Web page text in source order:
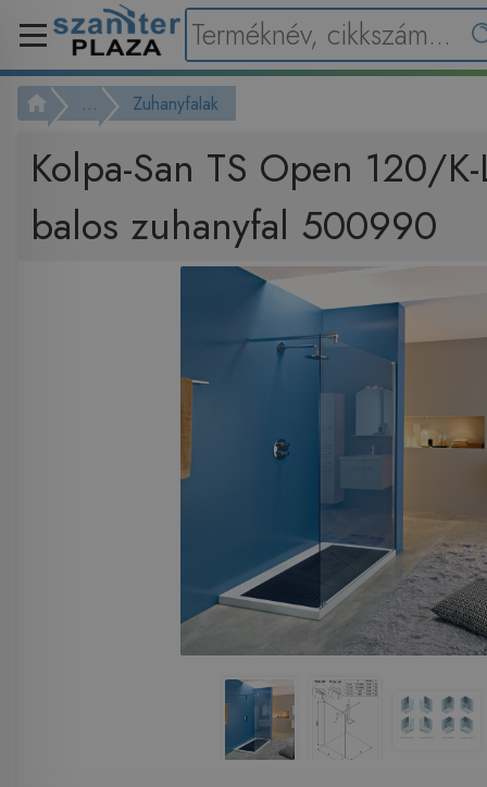
... Zuhanyfalak
Kolpa-San TS Open 120/
balos zuhanyfal 500990